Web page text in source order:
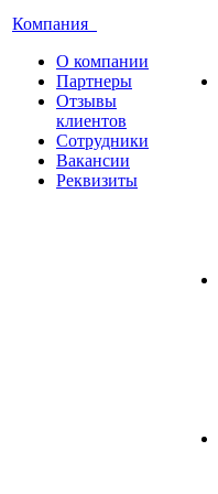
Компания
О компании
Партнеры
Отзывы
клиентов
Сотрудники
Вакансии
Реквизиты